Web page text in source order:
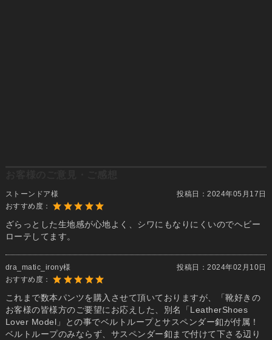
ストーンドア様 投稿日：2024年05月17日
おすすめ度：
ざらっとした生地感が心地よく、シワにもなりにくいのでヘビー
ローテしてます。
dra_matic_irony様 投稿日：2024年02月10日
おすすめ度：
これまで数本パンツを購入させて頂いておりますが、「靴好きの
お客様の皆様方のご要望にお応えした、別名「LeatherShoes
Lover Model」との事でベルトループとサスペンダー釦が付属！
ベルトループのみならず、サスペンダー釦まで付けて下さる辺り